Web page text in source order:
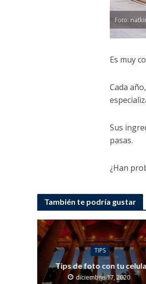
Foto:
Es muy
Cada
Sus
pasas.
¿Han
También te podría gustar
TIPS
Tips de foto con tu
diciembre 17, 2020